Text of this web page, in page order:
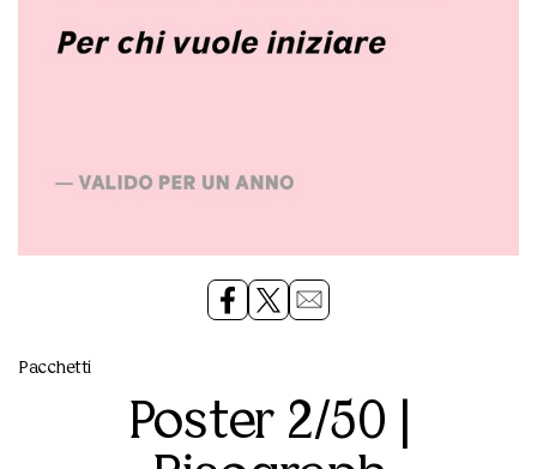
Pacchetti
Poster 2/50 |